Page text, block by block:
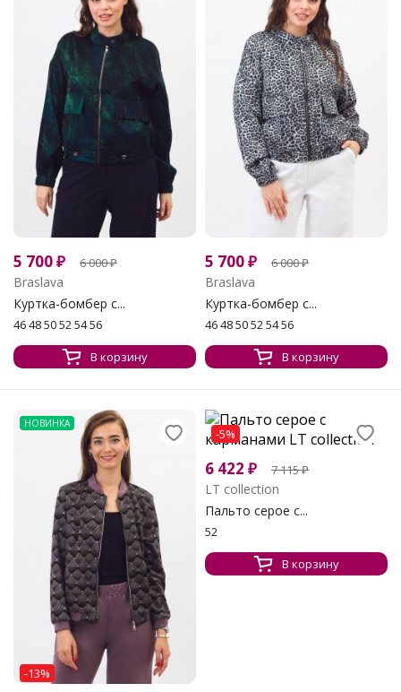
5 700₽ 6 000₽
Braslava
Куртка-бомбер с...
46 48 50 52 54 56
В корзину
5 700₽ 6 000₽
Braslava
Куртка-бомбер с...
46 48 50 52 54 56
В корзину
НОВИНКА
-13%
-5%
6 422 ₽ 7 115₽
LT collection
Пальто серое с...
52
В корзину